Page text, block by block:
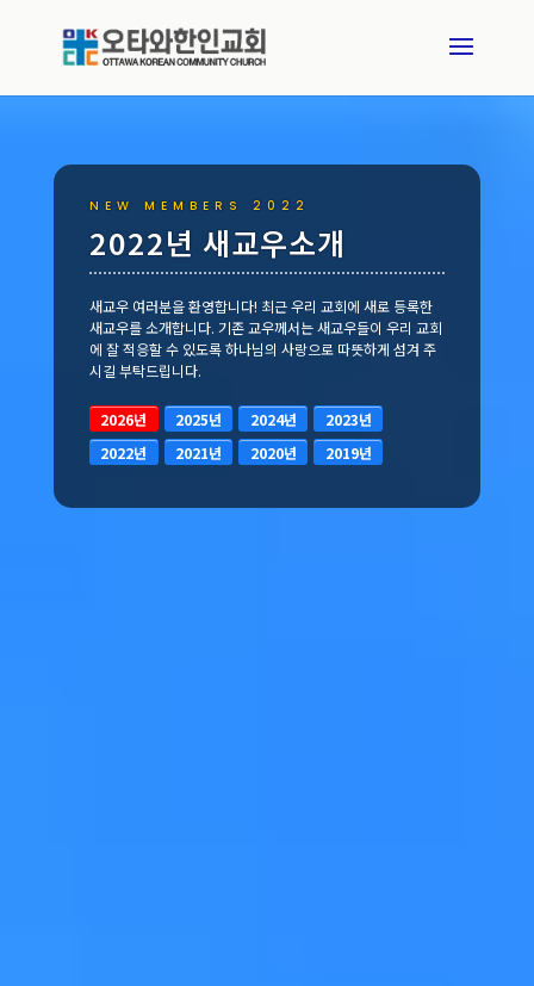
NEW MEMBERS 2022
2022년 새교우소개
새교우 여러분을 환영합니다! 최근 우리 교회에 새로 등록한
새교우를 소개합니다. 기존 교우께서는 새교우들이 우리 교회
에 잘 적응할 수 있도록 하나님의 사랑으로 따뜻하게 섬겨 주
시길 부탁드립니다.
2026년 2025년 2024년
2023년
2022년
2021년 2020년 2019년